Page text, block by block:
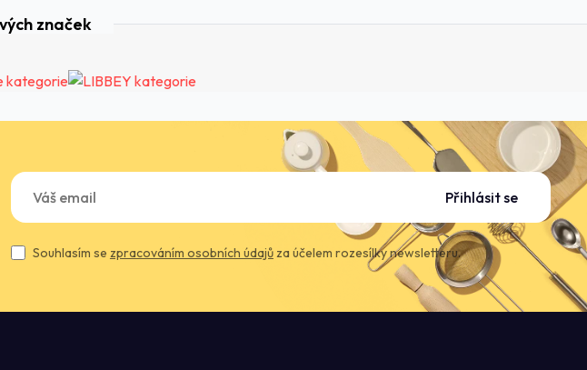
Přihlásit se
Souhlasím se zpracováním osobních údajůza účelem rozesílky newsletteru.
značek